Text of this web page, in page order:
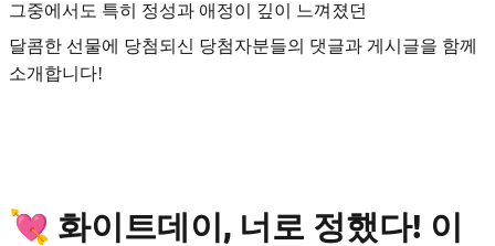
그중에서도 특히 정성과 애정이 깊이 느껴졌던
달콤한 선물에 당첨되신 당첨자분들의 댓글과 게시글을 함께
소개합니다!
💘 화이트데이, 너로 정했다! 이